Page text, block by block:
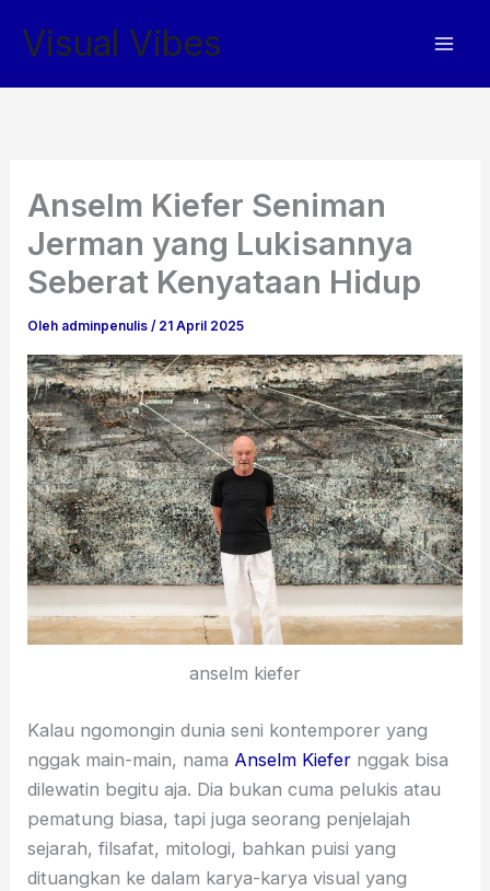
Visual Vibes
Anselm Kiefer Seniman
Jerman yang Lukisannya
Seberat Kenyataan Hidup
Oleh adminpenulis/ 21 April 2025
anselm kiefer
Kalau ngomongin dunia seni kontemporer yang
nggak main-main, nama Anselm Kiefer nggak bisa
dilewatin begitu aja. Dia bukan cuma pelukis atau
pematung biasa, tapi juga seorang penjelajah
sejarah, filsafat, mitologi, bahkan puisi yang
dituangkan ke dalam karya-karya visual yang